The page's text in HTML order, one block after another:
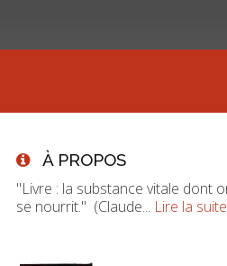
À PROPOS
"Livre : la substance vitale dont
se nourrit." (Claude... Lire la suite